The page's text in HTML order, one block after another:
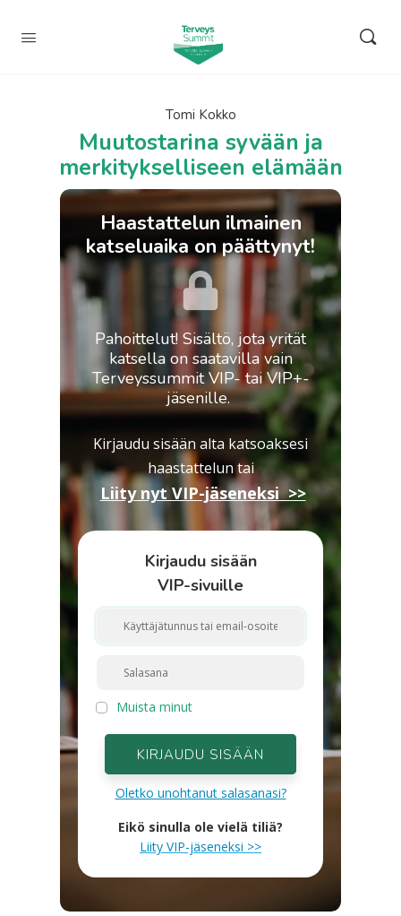
Tomi Kokko
Muutostarina syvään ja
merkitykselliseen elämään
Haastattelun ilmainen
katseluaika on päättynyt!
Pahoittelut! Sisältö, jota yrität
katsella on saatavilla vain
Terveyssummit VIP- tai VIP+-
jäsenille.
Kirjaudu sisään alta katsoaksesi
haastatteluntai
Liity nyt VIP-jäseneksi >>
Kirjaudu sisään
VIP-sivuille
Muista minut
KIRJAUDU SISÄÄN
Oletko unohtanut salasanasi?
Eikö sinulla ole vielä tiliä?
Liity VIP-jäseneksi >>